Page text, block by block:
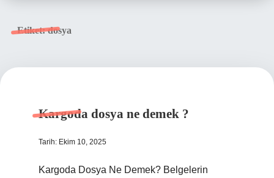
Etiket:dosya
Kargoda dosya ne demek ?
Tarih: Ekim 10, 2025
Kargoda Dosya Ne Demek? Belgelerin